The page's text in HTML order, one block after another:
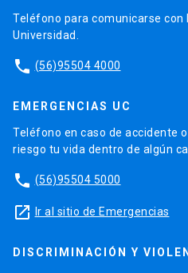
Teléfono para comunicarse con
Universidad.
phone (56)95504 4000
EMERGENCIAS UC
Teléfono en caso de accidente
riesgo tu vida dentro de algún
phone (56)95504 5000
launch Ir al sitio de Emergencias
DISCRIMINACIÓN Y